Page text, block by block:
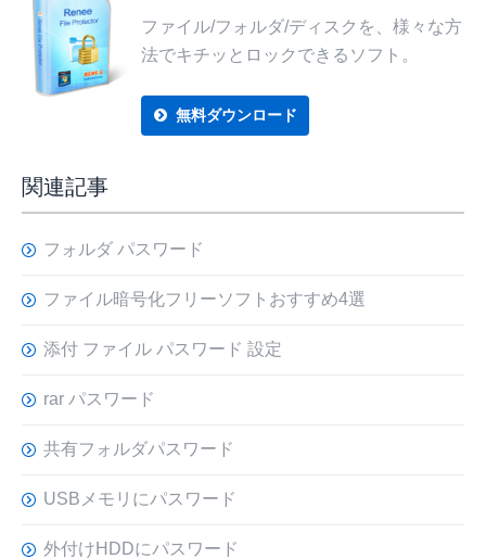
ファイル/フォルダ/ディスクを、様々な方
法でキチッとロックできるソフト。
無料ダウンロード
関連記事
フォルダ パスワード
ファイル暗号化フリーソフトおすすめ4選
添付 ファイル パスワード 設定
rar パスワード
共有フォルダパスワード
USBメモリにパスワード
外付けHDDにパスワード